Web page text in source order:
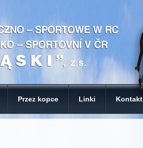
Przez kopce Linki Kontakt